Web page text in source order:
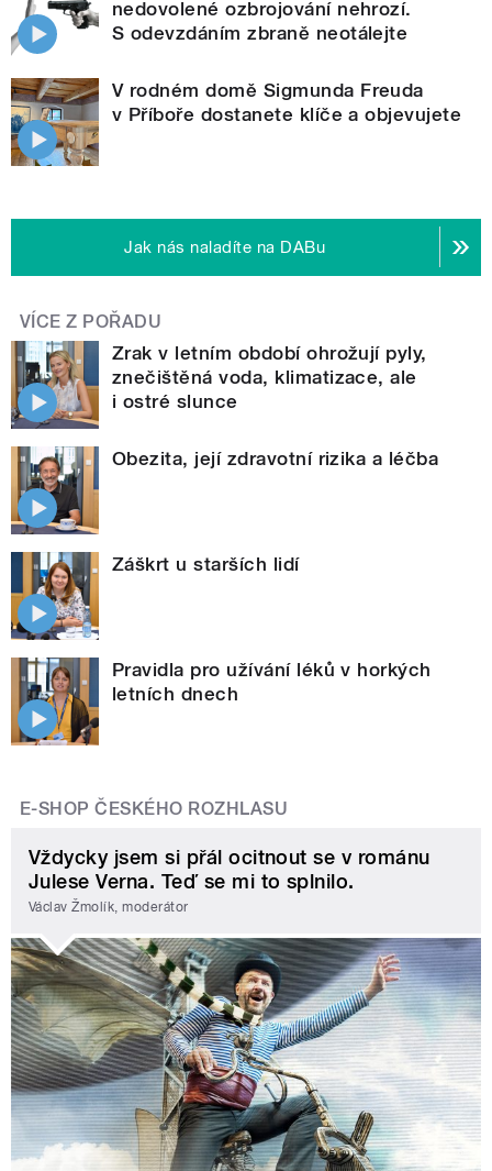
nedovolené ozbrojování nehrozí.
S odevzdáním zbraně neotálejte
V rodném domě Sigmunda Freuda
v Příboře dostanete klíče a objevujete
Jak nás naladíte na DABu
VÍCE Z POŘADU
Zrak v letním období ohrožují pyly,
znečištěná voda, klimatizace, ale
i ostré slunce
Obezita, její zdravotní rizika a léčba
Záškrt u starších lidí
Pravidla pro užívání léků v horkých
letních dnech
E-SHOP ČESKÉHO ROZHLASU
Vždycky jsem si přál ocitnout se v románu
Julese Verna. Teď se mi to splnilo.
Václav Žmolík, moderátor